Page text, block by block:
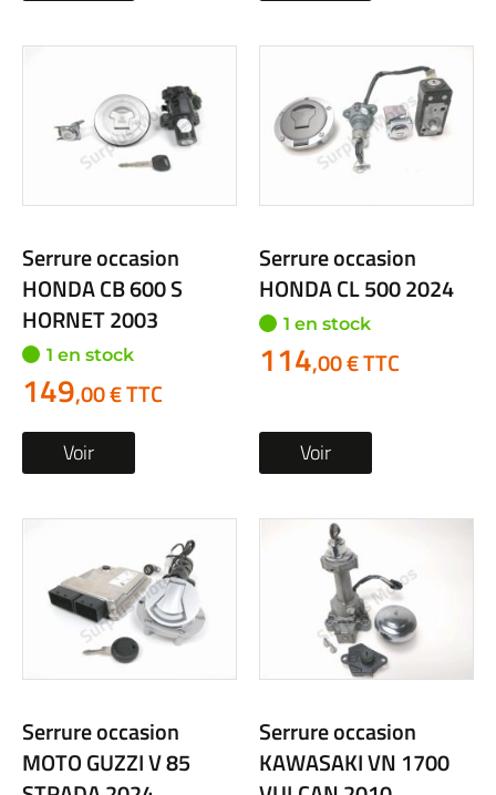
Serrure occasion
HONDA CB 600 S
HORNET 2003
1 en stock
149,00 € TTC
Voir
Serrure occasion
HONDA CL 500 2024
1 en stock
114,00 € TTC
Voir
Serrure occasion
MOTO GUZZI V 85
Serrure occasion
KAWASAKI VN 1700